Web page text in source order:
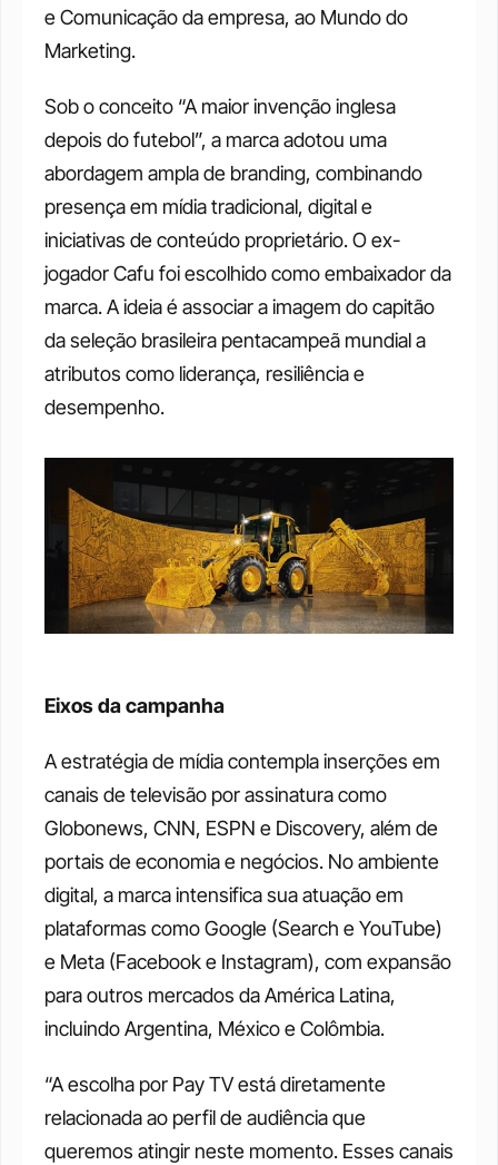
e Comunicação da empresa, ao Mundo do
Marketing.
Sob o conceito “A maior invenção inglesa
depois do futebol”, a marca adotou uma
abordagem ampla de branding, combinando
presença em mídia tradicional, digital e
iniciativas de conteúdo proprietário. O ex-
jogador Cafu foi escolhido como embaixador da
marca. A ideia é associar a imagem do capitão
da seleção brasileira pentacampeã mundial a
atributos como liderança, resiliência e
desempenho.
Eixos da campanha
A estratégia de mídia contempla inserções em
canais de televisão por assinatura como
Globonews, CNN, ESPN e Discovery, além de
portais de economia e negócios. No ambiente
digital, a marca intensifica sua atuação em
plataformas como Google (Search e YouTube)
e Meta (Facebook e Instagram), com expansão
para outros mercados da América Latina,
incluindo Argentina, México e Colômbia.
“A escolha por Pay TV está diretamente
relacionada ao perfil de audiência que
queremos atingir neste momento. Esses canais